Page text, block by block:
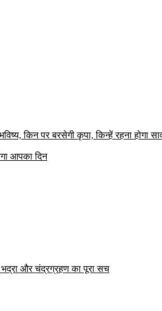
किन पर बरसेगी कृपा, किन्हें रहना होगा
आपका दिन
भद्रा और चंद्रग्रहण का पूरा सच